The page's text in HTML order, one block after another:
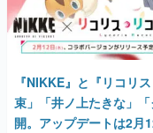
『NIKKE』と『リコリ
束」「井ノ上たきな」
開。アップデートは2月